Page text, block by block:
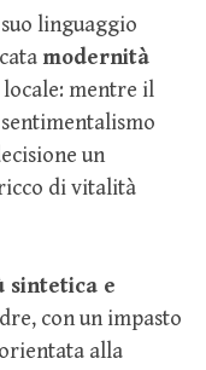
linguaggio
modernità
mentre il
un
di vitalità
sintetica e
con un impasto
alla